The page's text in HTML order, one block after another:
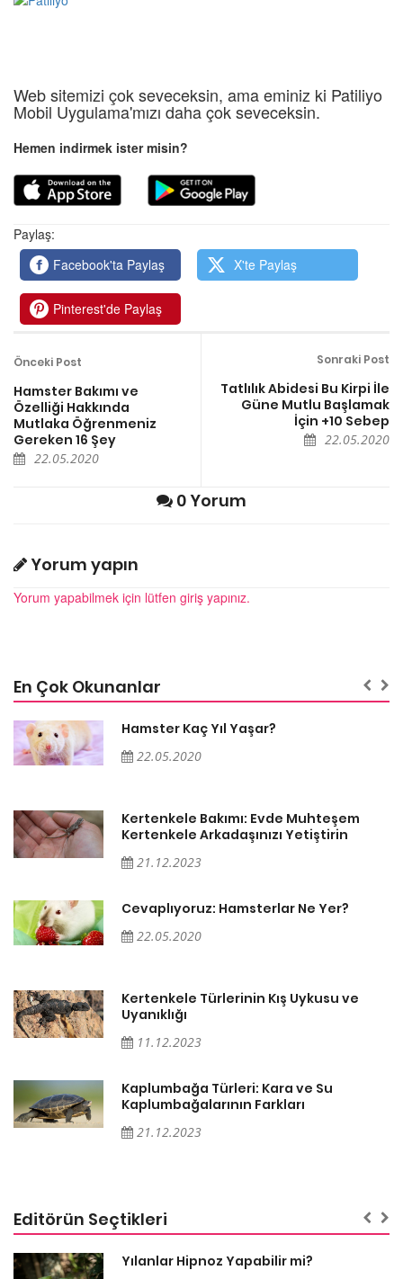
Web sitemizi çok seveceksin, ama eminiz ki Patiliyo
Mobil Uygulama'mızı daha çok seveceksin.
Hemen indirmek ister misin?
Paylaş:
Facebook'ta Paylaş
X'te Paylaş
Pinterest'de Paylaş
Önceki Post
Hamster Bakımı ve
Özelliği Hakkında
Mutlaka Öğrenmeniz
Gereken 16 Şey
22.05.2020
Sonraki Post
Tatlılık Abidesi Bu Kirpi İle
Güne Mutlu Başlamak
İçin +10 Sebep
22.05.2020
0 Yorum
Yorum yapın
Yorum yapabilmek için lütfen giriş yapınız.
En Çok Okunanlar
Hamster Kaç Yıl Yaşar?
22.05.2020
Kertenkele Bakımı: Evde Muhteşem
Kertenkele Arkadaşınızı Yetiştirin
21.12.2023
Cevaplıyoruz: Hamsterlar Ne Yer?
22.05.2020
Kertenkele Türlerinin Kış Uykusu ve
Uyanıklığı
11.12.2023
Kaplumbağa Türleri: Kara ve Su
Kaplumbağalarının Farkları
21.12.2023
Editörün Seçtikleri
Yılanlar Hipnoz Yapabilir mi?